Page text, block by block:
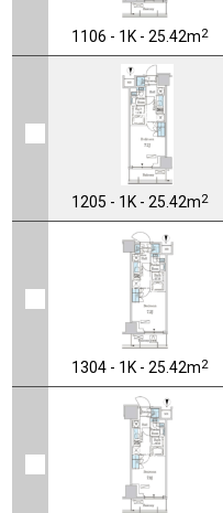
1106 - 1K - 25.42m2
1205 - 1K - 25.42m2
1304 - 1K - 25.42m2